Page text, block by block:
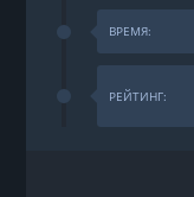
ВРЕМЯ:
РЕЙТИНГ: